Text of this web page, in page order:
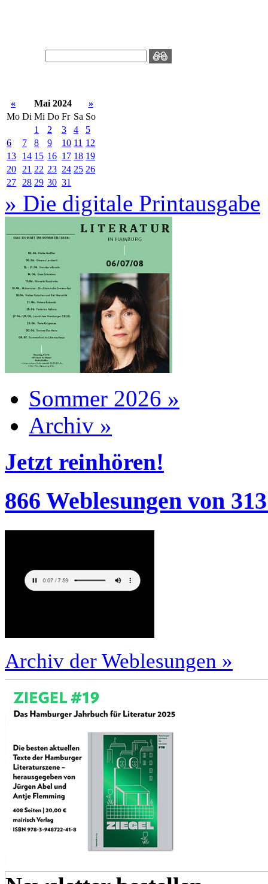
« Mai 2024
»
Mo Di Mi Do Fr Sa So
1
2 3 4
5
6
7 8 9 10 11 12
13
14 15 16 17 18 19
20
21 22 23 24 25 26
27
28 29 30 31
» Die digitale Printausgabe
Sommer 2026 »
Archiv »
Jetzt reinhören!
866 Weblesungen von
Archiv der Weblesungen »